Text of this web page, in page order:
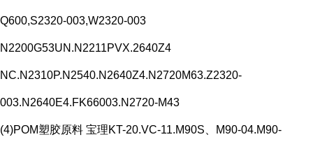
Q600,S2320-003,W2320-003
N2200G53UN.N2211PVX.2640Z4
NC.N2310P.N2540.N2640Z4.N2720M63.Z2320-
003.N2640E4.FK66003.N2720-M43
(4)POM塑胶原料 宝理KT-20.VC-11.M90S、M90-04.M90-